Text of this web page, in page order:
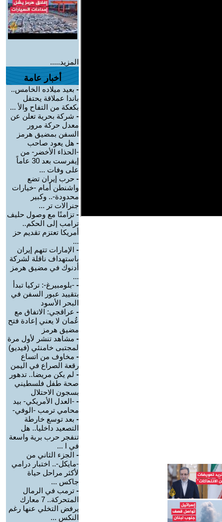
المزيد.....
أخبار عامة
- بعيد ميلاده الخامس..
باندا عملاقة يحتفل
بكعكة من التفاح والأ ...
- شركة بحرية تعلن عن
معدل حركة مرور
السفن بمضيق هرمز
- هل يعود صاحب
-الحذاء الأخضر- من
إيفرست بعد 30 عاماً
على وفات ...
- حرب إيران تضع
واشنطن أمام -خيارات
محدودة-.. وكبير
جنرالات تر ...
- تزامنًا مع وصول حليف
ترامب إلى الحكم..
أمريكا تعتزم تقديم حز
...
- الإمارات تتهم إيران
باستهداف ناقلة لشركة
أدنوك في مضيق هرمز
...
- -بلومبيرغ-: تركيا تبدأ
بتقييد عبور السفن في
البحر الأسود
- عراقجي: الاتفاق مع
عُمان لا يعني إعادة فتح
مضيق هرمز
- مشاهد تنشر لأول مرة
لمجتبى خامنئي (فيديو)
- مخاوف من اتساع
رقعة الصراع في اليمن
- لم يكن مريضا.. تدهور
صحة طفل فلسطيني
بسجون الاحتلال
- -العدل الأمريكي- بيد
محامي ترمب -الوفي-
- بعد توسع خارطة
التصعيد داخليا.. هل
تنفجر حرب برية واسعة
في ا ...
- الجزء الثاني من
-مايكل-.. اختبار درامي
لأكثر مراحل حياة
جاكس ...
- ترمب في الرمال
المتحركة.. 7 معارك
يرفض التخلي عنها رغم
النكس ...